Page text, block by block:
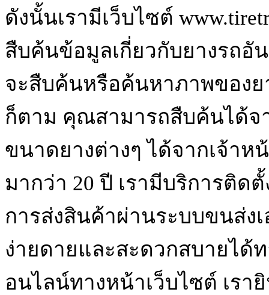
ดังนั้นเรามีเว็บไซต์
สืบค้นข้อมูลเกี่ยวกับยางรถอั
จะสืบค้นหรือค้นหาภาพของย
ก็ตาม คุณสามารถสืบค้นได้จ
ขนาดยางต่างๆ ได้จากเจ้า
มากว่า 20 ปี เรามีบริการติด
การส่งสินค้าผ่านระบบขนส่ง
ง่ายดายและสะดวกสบายได้
อนไลน์ทางหน้าเว็บไซต์ เร